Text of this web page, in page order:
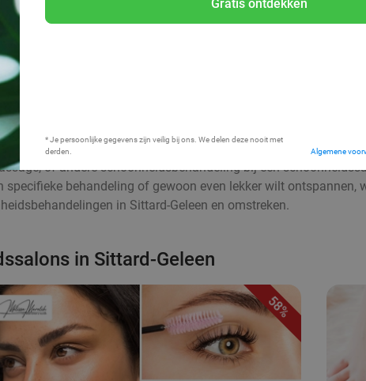
Gratis ontdekken
* Je persoonlijke gegevens zijn veilig bij ons. We delen deze nooit met
derden.
Algemene
of andere schoonheidsbehandeling bij een
behandeling of gewoon even lekker wilt
in Sittard-Geleen en omstreken.
in Sittard-Geleen
58%